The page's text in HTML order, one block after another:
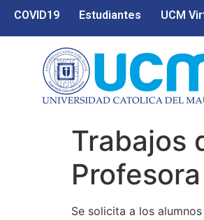
COVID19 Estudiantes UCM
Trabajos
Profesora
Se solicita a los